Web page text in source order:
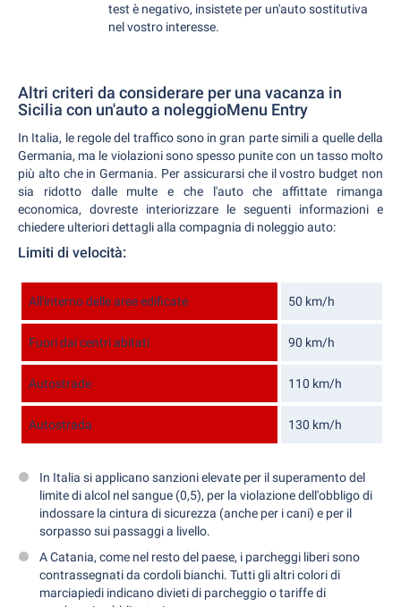
test è negativo, insistete per un'auto sostitutiva
nel vostro interesse.
Altri criteri da considerare per una vacanza in
Sicilia con un'auto a noleggioMenu Entry
In Italia, le regole del traffico sono in gran parte simili a quelle della
Germania, ma le violazioni sono spesso punite con un tasso molto
più alto che in Germania. Per assicurarsi che il vostro budget non
sia ridotto dalle multe e che l'auto che affittate rimanga
economica, dovreste interiorizzare le seguenti informazioni e
chiedere ulteriori dettagli alla compagnia di noleggio auto:
Limiti di velocità:
All'interno delle aree edificate 50 km/h
Fuori dai centri abitati 90 km/h
Autostrade 110 km/h
Autostrada 130 km/h
In Italia si applicano sanzioni elevate per il superamento del
limite di alcol nel sangue (0,5), per la violazione dell'obbligo di
indossare la cintura di sicurezza (anche per i cani) e per il
sorpasso sui passaggi a livello.
A Catania, come nel resto del paese, i parcheggi liberi sono
contrassegnati da cordoli bianchi. Tutti gli altri colori di
marciapiedi indicano divieti di parcheggio o tariffe di